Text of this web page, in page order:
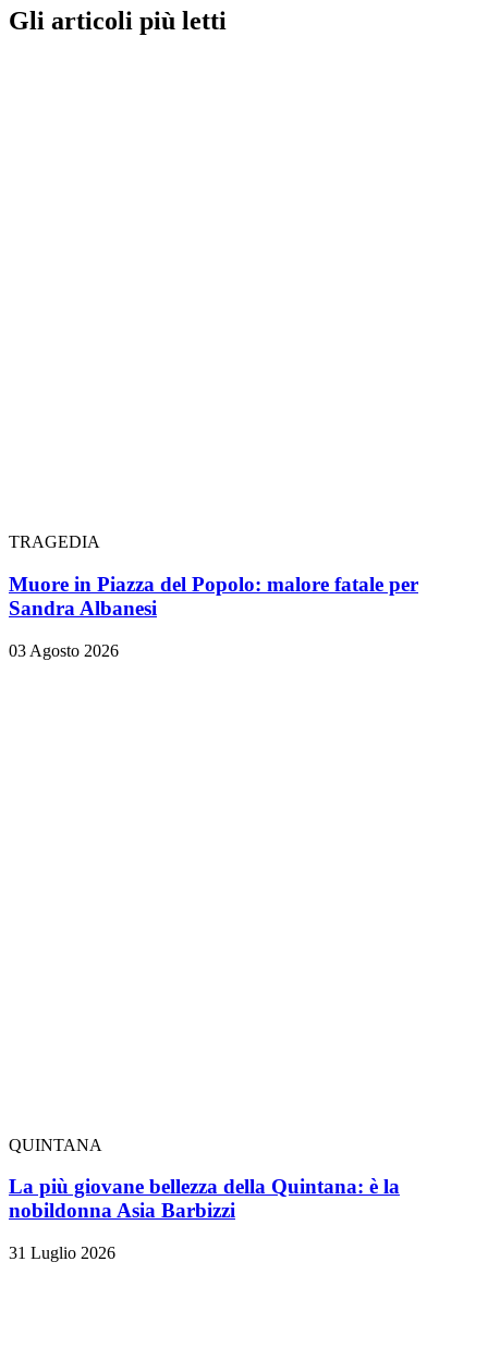
Gli articoli più letti
TRAGEDIA
Muore in Piazza del Popolo: malore fatale per
Sandra Albanesi
03 Agosto 2026
QUINTANA
La più giovane bellezza della Quintana: è la
nobildonna Asia Barbizzi
31 Luglio 2026